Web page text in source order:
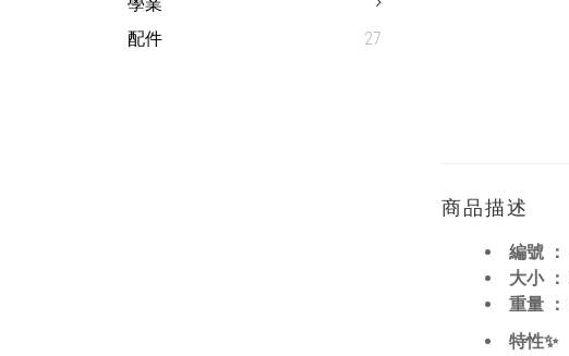
配件
27
商品描述
編號 ：
大小 ：
重量 ：
特性✨